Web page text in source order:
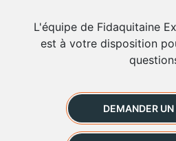
L'équipe de Fidaquitaine
est à votre disposition
DEMANDER